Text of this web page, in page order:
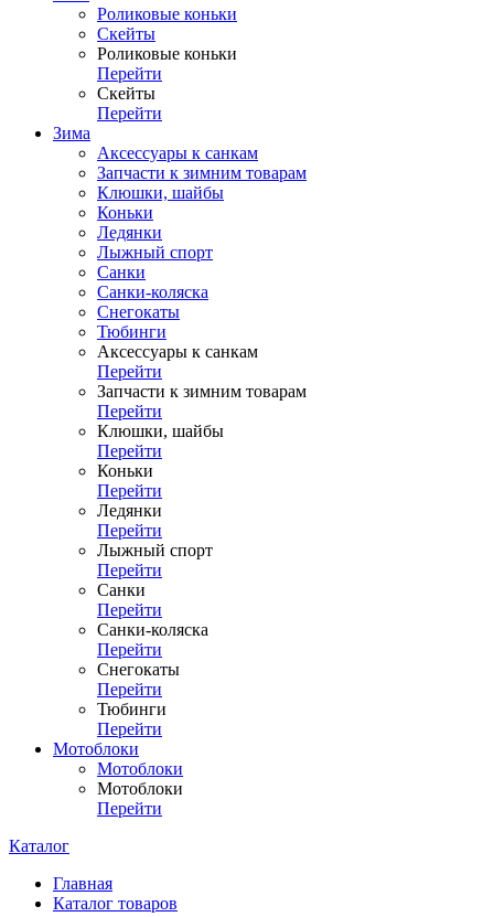
Роликовые коньки
Скейты
Роликовые коньки
Перейти
Скейты
Перейти
Зима
Аксессуары к санкам
Запчасти к зимним товарам
Клюшки, шайбы
Коньки
Ледянки
Лыжный спорт
Санки
Санки-коляска
Снегокаты
Тюбинги
Аксессуары к санкам
Перейти
Запчасти к зимним товарам
Перейти
Клюшки, шайбы
Перейти
Коньки
Перейти
Ледянки
Перейти
Лыжный спорт
Перейти
Санки
Перейти
Санки-коляска
Перейти
Снегокаты
Перейти
Тюбинги
Перейти
Мотоблоки
Мотоблоки
Мотоблоки
Перейти
Каталог
Главная
Каталог товаров